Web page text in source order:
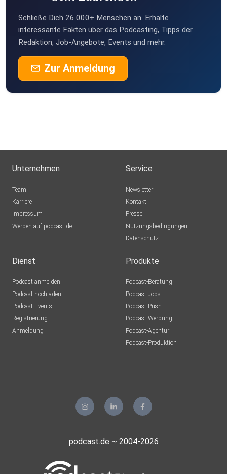
ihn mit Menschen, die sich für Seelenreisen und bewusste
Hypnose
interessieren.
Schließe Dich 26.000+ Menschen an. Erhalte
interessante Fakten über das Podcasting, Tipps der
Redaktion, Job-Angebote, Events und mehr.
Zur Anmeldung
Unternehmen
Team
Karriere
Impressum
Werben auf podcast.de
Service
Newsletter
Kontakt
Presse
Nutzungsbedingungen
Datenschutz
Dienst
Podcast anmelden
Podcast hochladen
Podcast-Events
Registrierung
Anmeldung
Produkte
Podcast-Beratung
Podcast-Jobs
Podcast-Push
Podcast-Werbung
Podcast-Agentur
Podcast-Produktion
podcast.de ~ 2004-2026